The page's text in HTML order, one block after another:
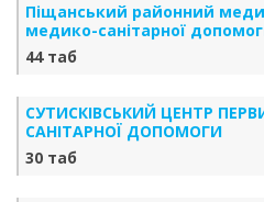
Піщанський районний
медико-санітарної
44 таб
СУТИСКІВСЬКИЙ ЦЕНТР
САНІТАРНОЇ ДОПОМОГИ
30 таб